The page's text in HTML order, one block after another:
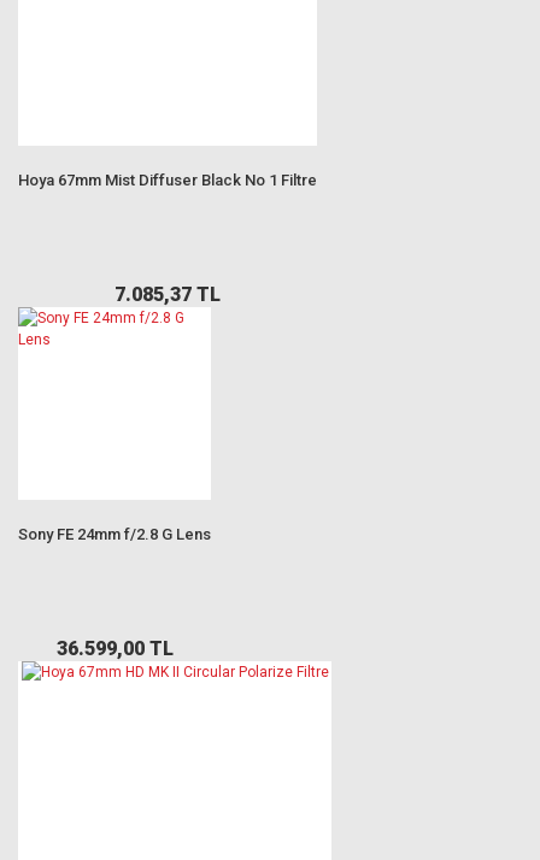
Hoya 67mm Mist Diffuser Black No 1 Filtre
7.085,37 TL
Sony FE 24mm f/2.8 G Lens
36.599,00 TL